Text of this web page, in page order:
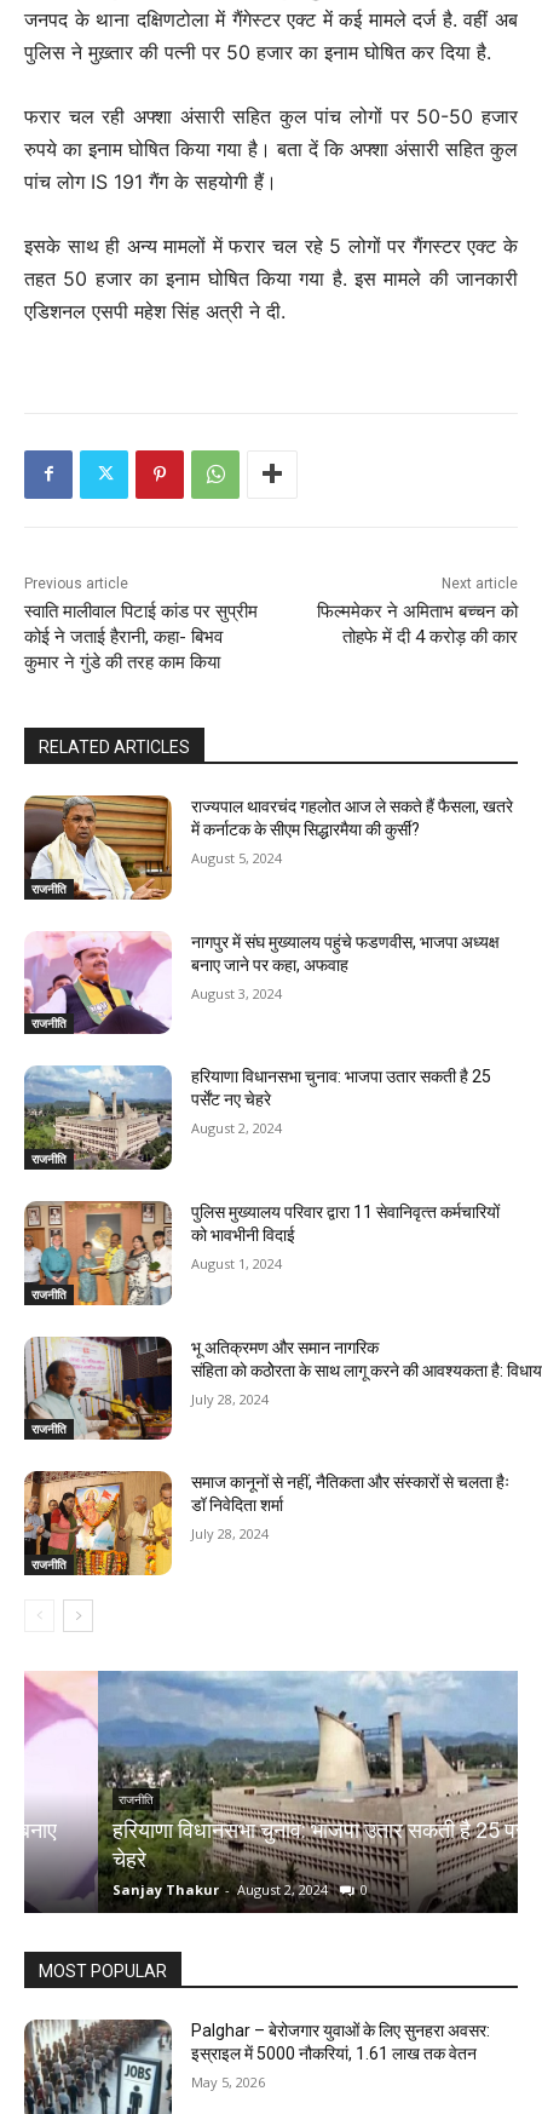
जनपद के थाना दक्षिणटोला में गैंगेस्टर एक्ट में कई मामले दर्ज है. वहीं अब
पुलिस ने मुख़्तार की पत्नी पर 50 हजार का इनाम घोषित कर दिया है.
फरार चल रही अफ्शा अंसारी सहित कुल पांच लोगों पर 50-50 हजार
रुपये का इनाम घोषित किया गया है। बता दें कि अफ्शा अंसारी सहित कुल
पांच लोग IS 191 गैंग के सहयोगी हैं।
इसके साथ ही अन्य मामलों में फरार चल रहे 5 लोगों पर गैंगस्टर एक्ट के
तहत 50 हजार का इनाम घोषित किया गया है. इस मामले की जानकारी
एडिशनल एसपी महेश सिंह अत्री ने दी.
n
u
R
e
a
d
i
n
g
Previous article
स्वाति मालीवाल पिटाई कांड पर सुप्रीम
कोई ने जताई हैरानी, कहा- बिभव
कुमार ने गुंडे की तरह काम किया
Next article
फिल्ममेकर ने अमिताभ बच्चन को
तोहफे में दी 4 करोड़ की कार
RELATED ARTICLES
राजनीति
राज्यपाल थावरचंद गहलोत आज ले सकते हैं फैसला, खतरे
में कर्नाटक के सीएम सिद्धारमैया की कुर्सी?
August 5, 2024
राजनीति
नागपुर में संघ मुख्यालय पहुंचे फडणवीस, भाजपा अध्यक्ष
बनाए जाने पर कहा, अफवाह
August 3, 2024
राजनीति
हरियाणा विधानसभा चुनाव: भाजपा उतार सकती है 25
पर्सेंट नए चेहरे
August 2, 2024
राजनीति
पुलिस मुख्यालय परिवार द्वारा 11 सेवानिवृत्‍त कर्मचारियों
को भावभीनी विदाई
August 1, 2024
राजनीति
भू अतिक्रमण और समान नागरिक
संहिता काे कठाेेरता के साथ लागू करने की आवश्यकता है:
July 28, 2024
राजनीति
समाज कानूनों से नहीं, नैतिकता और संस्कारों से चलता हैः
डॉ निवेदिता शर्मा
July 28, 2024
हरियाणा विधानसभा चुनाव: भाजपा उतार सकती है 25 पर्सेंट नए
चेहरे
Sanjay Thakur - August 2, 2024 0
MOST POPULAR
Palghar – बेरोजगार युवाओं के लिए सुनहरा अवसर:
इस्राइल में 5000 नौकरियां, ₹1.61 लाख तक वेतन
May 5, 2026